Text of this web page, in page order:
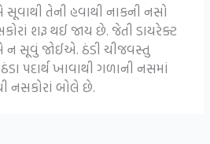
તેની હવાથી નાકની નસો
શરૂ થઈ જાય છે. જેતી ડાયરેક્ટ
ન સૂવું જોઈએ. ઠંડી ચીજવસ્તુ
પદાર્થ ખાવાથી ગળાની નસમાં
બોલે છે.